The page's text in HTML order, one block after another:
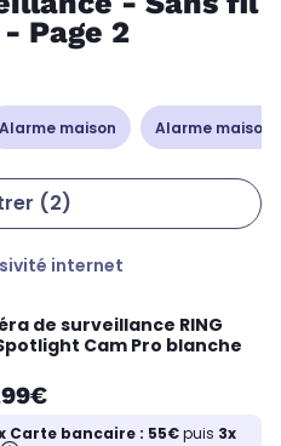
Page 2
Alarme maison Alarme maison
(2)
internet
de surveillance RING
Cam Pro blanche
Carte bancaire : 55€puis 3x